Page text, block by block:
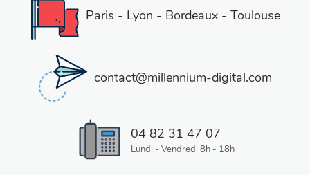
Paris - Lyon - Bordeaux - Toulouse
contact@millennium-digital.com
04 82 31 47 07
Lundi - Vendredi 8h - 18h